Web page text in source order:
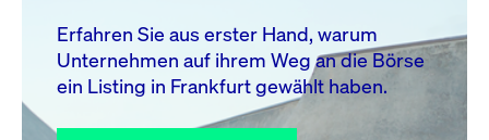
10 11 13 14
17
18 19 20 21 22
23
27 28
Erfahren Sie aus erster Hand, warum
Unternehmen auf ihrem Weg an die Börse
ein Listing in Frankfurt gewählt haben.